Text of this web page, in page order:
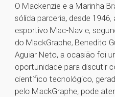
O Mackenzie e a Marinha
sólida parceria, desde
esportivo Mac-Nav e,
do MackGraphe, Benedito
Aguiar Neto, a ocasião foi
oportunidade para discutir
científico tecnológico,
pelo MackGraphe, pode